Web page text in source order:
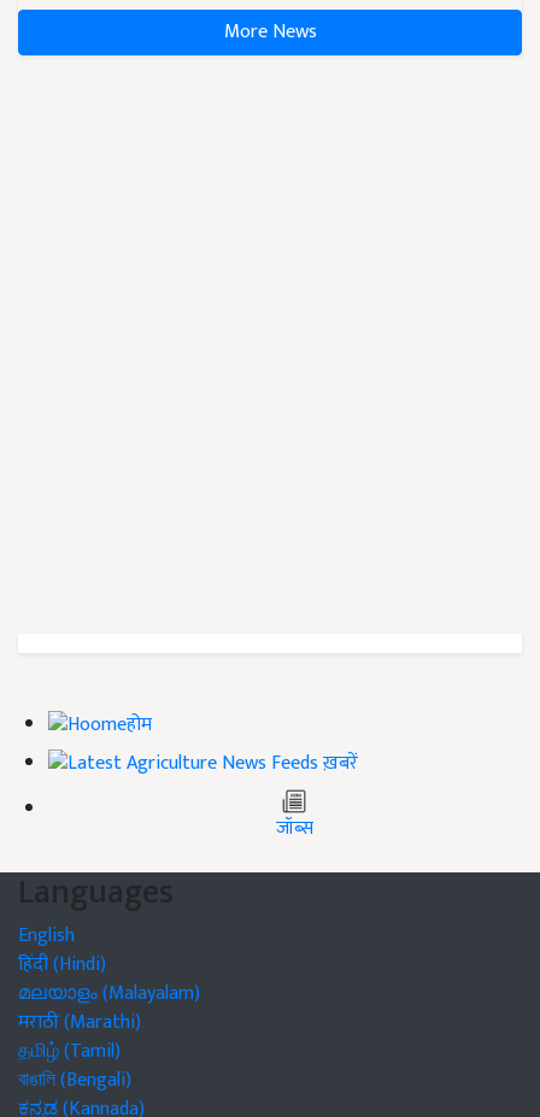
More News
होम
ख़बरें
जॉब्स
Languages
English
हिंदी (Hindi)
മലയാളം (Malayalam)
मराठी (Marathi)
தமிழ் (Tamil)
বাঙালি (Bengali)
ಕನ್ನಡ (Kannada)